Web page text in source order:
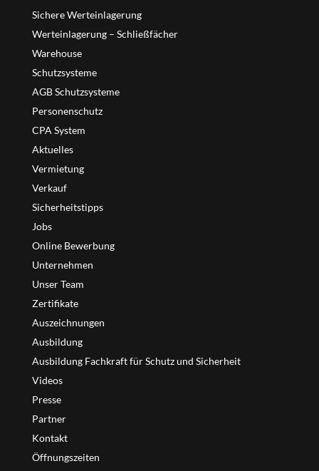
Sichere Werteinlagerung
Werteinlagerung – Schließfächer
Warehouse
Schutzsysteme
AGB Schutzsysteme
Personenschutz
CPA System
Aktuelles
Vermietung
Verkauf
Sicherheitstipps
Jobs
Online Bewerbung
Unternehmen
Unser Team
Zertifikate
Auszeichnungen
Ausbildung
Ausbildung Fachkraft für Schutz und Sicherheit
Videos
Presse
Partner
Kontakt
Öffnungszeiten